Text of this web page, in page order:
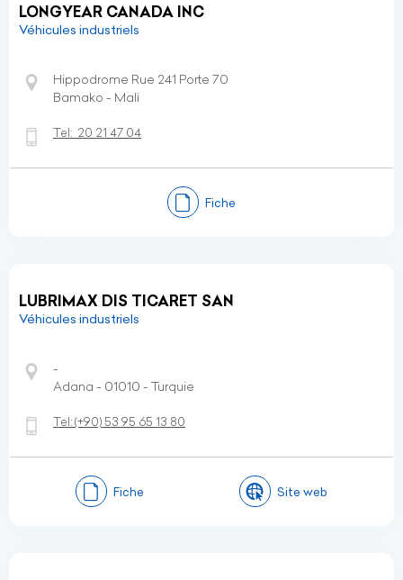
LONGYEAR CANADA INC
Véhicules industriels
Hippodrome Rue 241 Porte 70
Bamako - Mali
Tel: 20 21 47 04
Fiche
LUBRIMAX DIS TICARET SAN
Véhicules industriels
-
Adana - 01010 - Turquie
Tel:(+90) 53 95 65 13 80
Fiche Site web